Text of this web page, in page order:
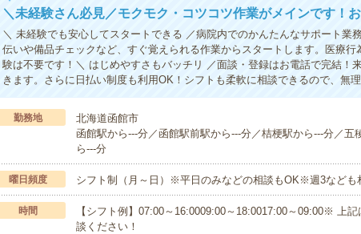
＼未経験さん必見／モクモク・コツコツ作業がメインです！
＼ 未経験でも安心してスタートできる ／病院内でのかんたんなサポート業
伝いや備品チェックなど、すぐ覚えられる作業からスタートします。医療
験は不要です！＼ はじめやすさもバッチリ ／面談・登録はお電話で完結！
きます。さらに日払い制度も利用OK！シフトも柔軟に相談できるので、無
勤務地
北海道函館市
函館駅から---分／函館駅前駅から---分／桔梗駅から---分／五
ら---分
曜日頻度 シフト制（月～日）※平日のみなどの相談もOK※週3なども
時間
【シフト例】07:00～16:0009:00～18:0017:00～09:00※ 上
談ください！